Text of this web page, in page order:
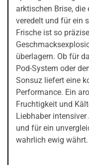
arktischen Brise, die
veredelt und für ein
Frische ist so
überlagern. Ob für
Pod-System oder
Sonsuz liefert eine
Performance. Ein
Fruchtigkeit und
Liebhaber
und für ein
wahrlich ewig währt.